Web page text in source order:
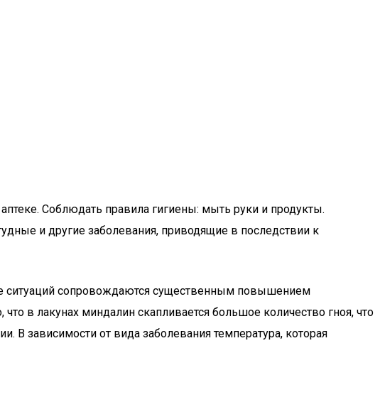
Соблюдать правила гигиены: мыть руки и продукты.
и другие заболевания, приводящие в последствии к
ситуаций сопровождаются существенным повышением
в лакунах миндалин скапливается большое количество гноя, что
В зависимости от вида заболевания температура, которая